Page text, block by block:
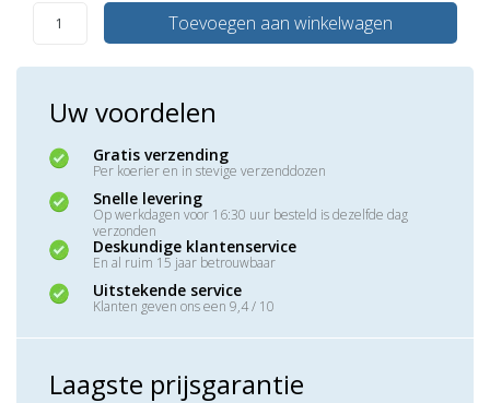
Toevoegen aan winkelwagen
Uw voordelen
Gratis verzending
Per koerier en in stevige verzenddozen
Snelle levering
Op werkdagen voor 16:30 uur besteld is dezelfde dag
verzonden
Deskundige klantenservice
En al ruim 15 jaar betrouwbaar
Uitstekende service
Klanten geven ons een 9,4 / 10
Laagste prijsgarantie